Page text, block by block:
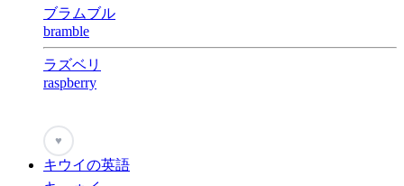
ブラムブル
bramble
ラズベリ
raspberry
♥
キウイの英語